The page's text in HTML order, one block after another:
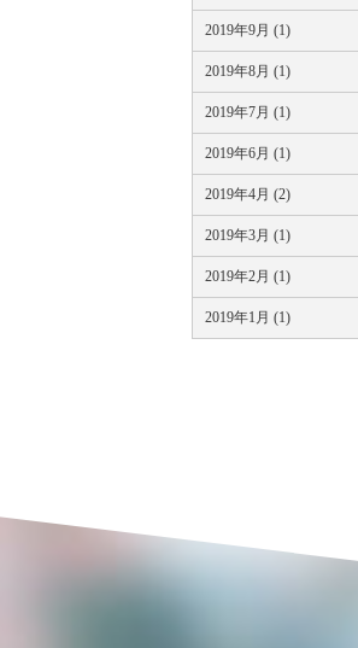
2019年9月 (1)
2019年8月 (1)
2019年7月 (1)
2019年6月 (1)
2019年4月 (2)
2019年3月 (1)
2019年2月 (1)
2019年1月 (1)